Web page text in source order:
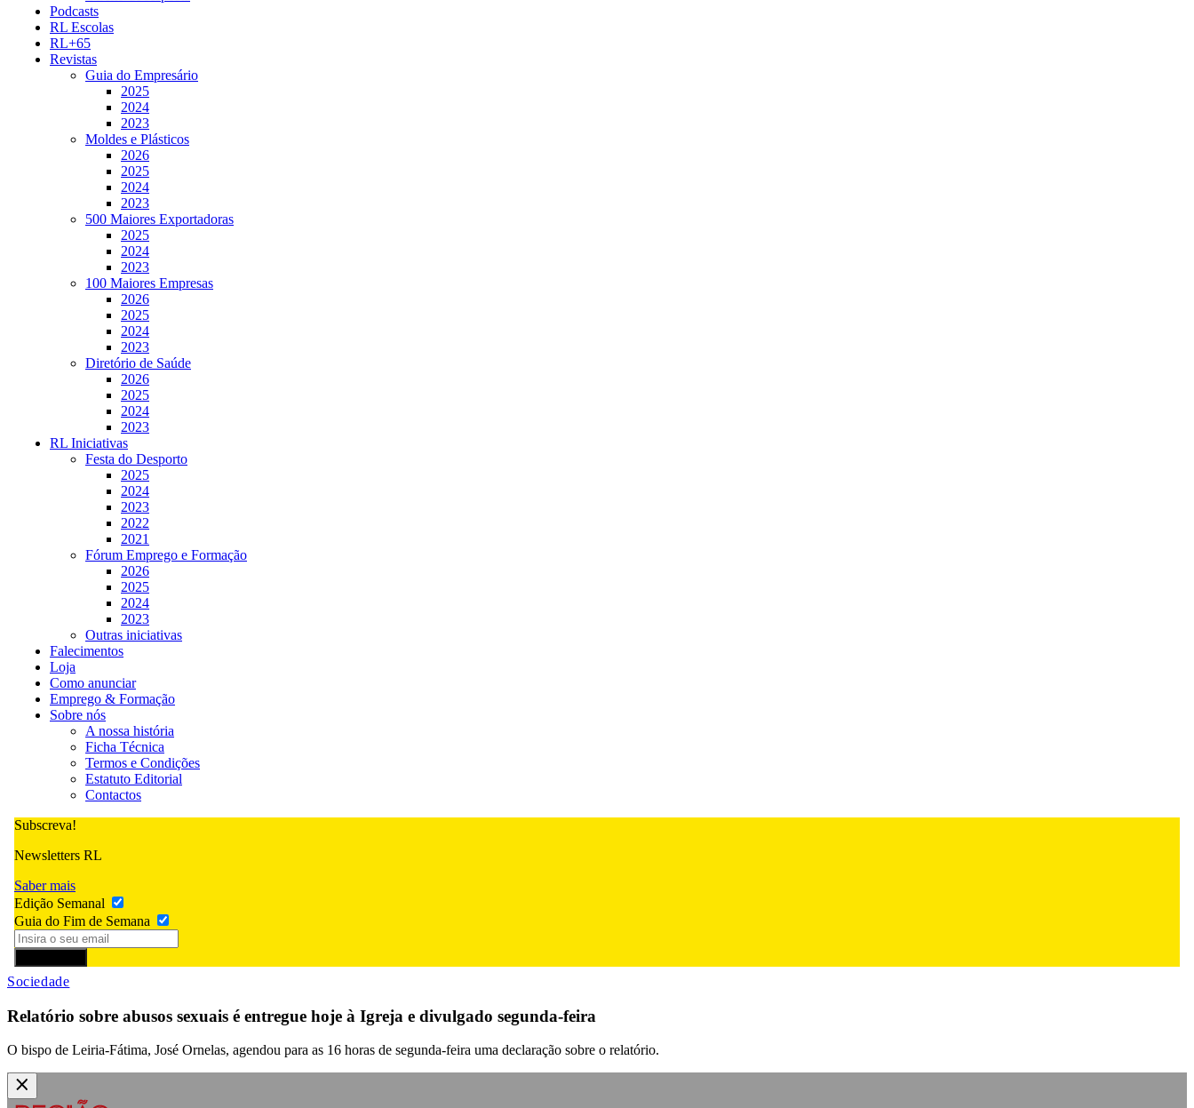
Podcasts
RL Escolas
RL+65
Revistas
Guia do Empresário
2025
2024
2023
Moldes e Plásticos
2026
2025
2024
2023
500 Maiores Exportadoras
2025
2024
2023
100 Maiores Empresas
2026
2025
2024
2023
Diretório de Saúde
2026
2025
2024
2023
RL Iniciativas
Festa do Desporto
2025
2024
2023
2022
2021
Fórum Emprego e Formação
2026
2025
2024
2023
Outras iniciativas
Falecimentos
Loja
Como anunciar
Emprego & Formação
Sobre nós
A nossa história
Ficha Técnica
Termos e Condições
Estatuto Editorial
Contactos
Subscreva!
Newsletters RL
Saber mais
Edição Semanal
Guia do Fim de Semana
Sociedade
Relatório sobre abusos sexuais é entregue hoje à Igreja e divulgado segunda-feira
O bispo de Leiria-Fátima, José Ornelas, agendou para as 16 horas de segunda-feira uma declaração sobre o relatório.